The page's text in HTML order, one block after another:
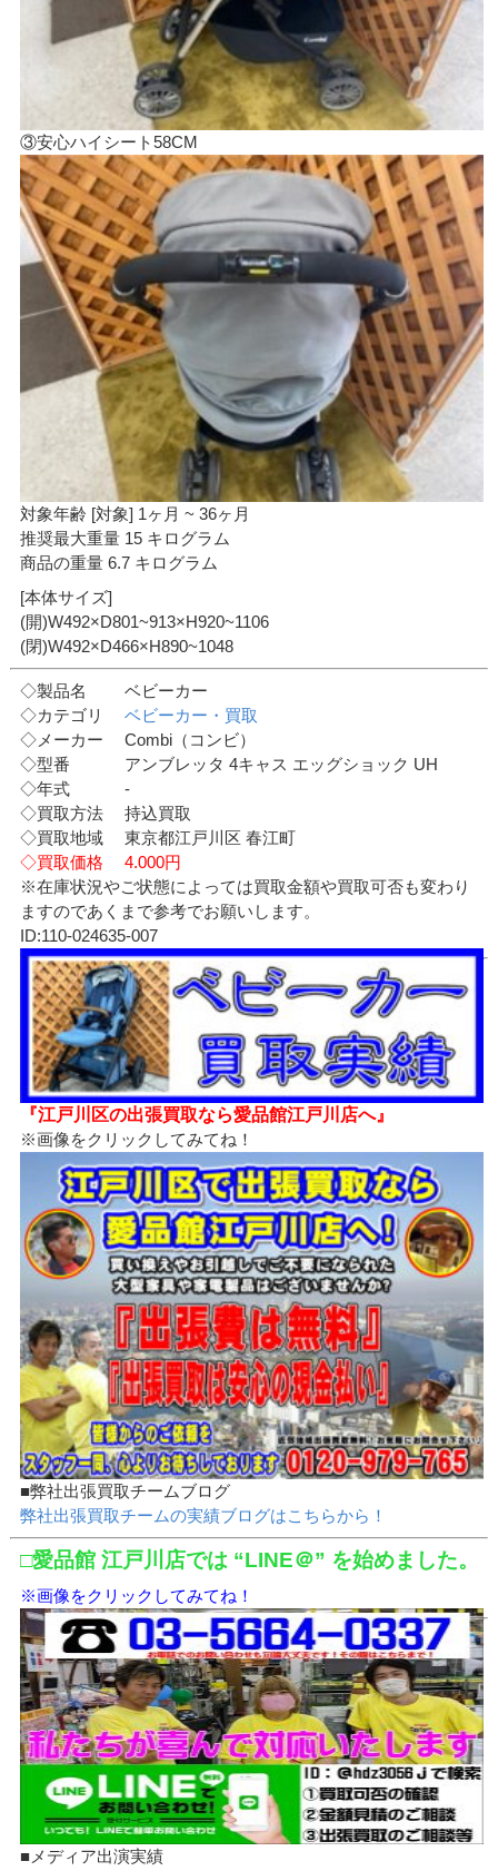
③安心ハイシート58CM
対象年齢 [対象] 1ヶ月 ~ 36ヶ月
推奨最大重量 15 キログラム
商品の重量 6.7 キログラム
[本体サイズ]
(開)W492×D801~913×H920~1106
(閉)W492×D466×H890~1048
◇製品名 ベビーカー
◇カテゴリベビーカー・買取
◇メーカー Combi（コンビ）
◇型番 アンブレッタ 4キャス エッグショック UH
◇年式 -
◇買取方法 持込買取
◇買取地域 東京都江戸川区 春江町
◇買取価格 4.000円
※在庫状況やご状態によっては買取金額や買取可否も変わり
ますのであくまで参考でお願いします。
ID:110-024635-007
『江戸川区の出張買取なら愛品館江戸川店へ』
※画像をクリックしてみてね！
■弊社出張買取チームブログ
弊社出張買取チームの実績ブログはこちらから！
□愛品館 江戸川店では “LINE＠” を始めました。
※画像をクリックしてみてね！
■メディア出演実績